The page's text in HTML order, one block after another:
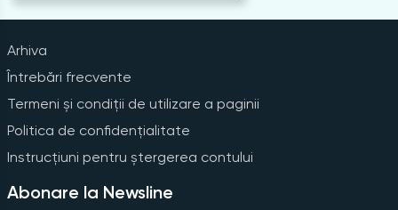
Arhiva
Întrebări frecvente
Termeni și condiții de utilizare a paginii
Politica de confidențialitate
Instrucțiuni pentru ștergerea contului
Abonare la Newsline